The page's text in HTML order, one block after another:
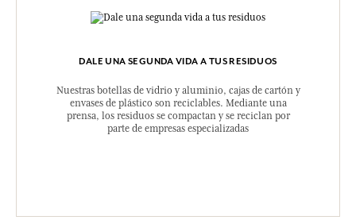
DALE UNA SEGUNDA VIDA A TUS RESIDUOS
Nuestras botellas de vidrio y aluminio, cajas de cartón y
envases de plástico son reciclables. Mediante una
prensa, los residuos se compactan y se reciclan por
parte de empresas especializadas